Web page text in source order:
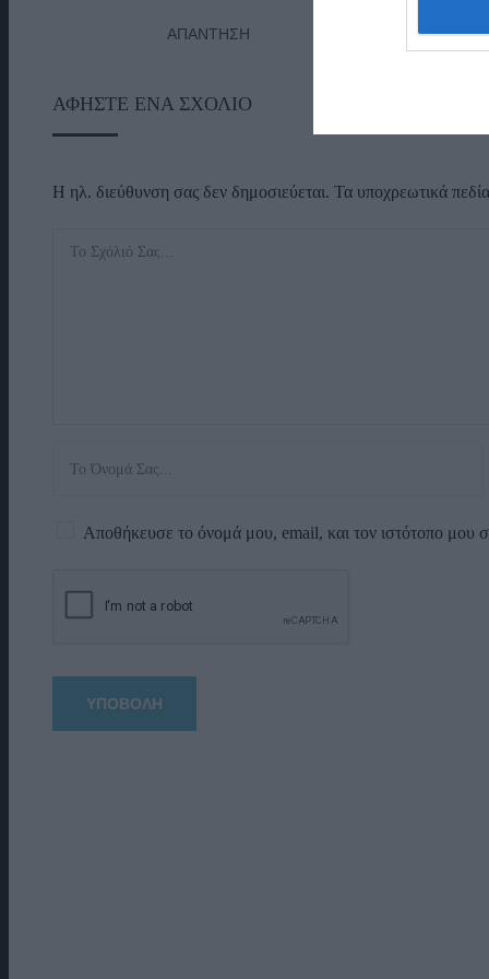
ΑΠΆΝΤΗΣΗ
ΑΦΉΣΤΕ ΈΝΑ ΣΧΌΛΙΟ
Η ηλ. διεύθυνση σας δεν δημοσιεύεται. Τα υποχρεωτικά
Αποθήκευσε το όνομά μου, email, και τον ιστότοπο μου